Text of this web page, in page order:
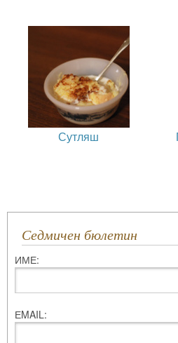
Сутляш
Седмичен бюлетин
ИМЕ:
ЕMAIL: